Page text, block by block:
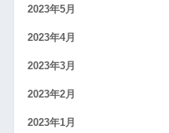
2023年5月
2023年4月
2023年3月
2023年2月
2023年1月